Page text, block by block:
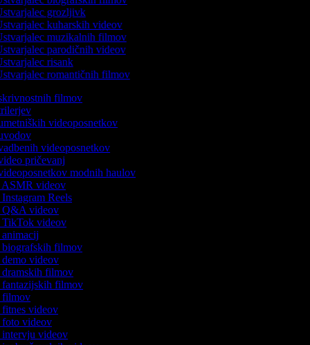
grozljivk
kuharskih videov
muzikalnih filmov
parodičnih videov
risank
romantičnih filmov
filmov
videoposnetkov
videoposnetkov
pričevanj
modnih haulov
ASMR videov
Reels
Q&A videov
TikTok videov
biografskih filmov
demo videov
dramskih filmov
fantazijskih filmov
filmov
fitnes videov
foto videov
intervju videov